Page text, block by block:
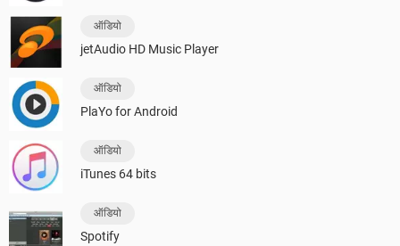
ऑडियो
jetAudio HD Music Player
ऑडियो
PlaYo for Android
ऑडियो
iTunes 64 bits
ऑडियो
Spotify